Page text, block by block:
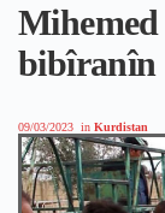
Mihemed
bibîranîn
09/03/2023 in Kurdistan